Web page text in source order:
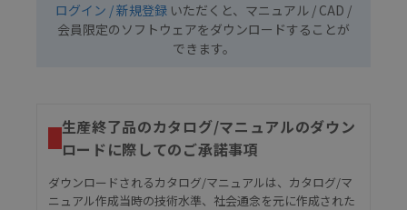
ログイン / 新規登録 いただくと、マニュアル / CAD /
会員限定のソフトウェアをダウンロードすることが
できます。
生産終了品のカタログ/マニュアルのダウン
ロードに際してのご承諾事項
ダウンロードされるカタログ/マニュアルは、カタログ/マ
ニュアル作成当時の技術水準、社会通念を元に作成された